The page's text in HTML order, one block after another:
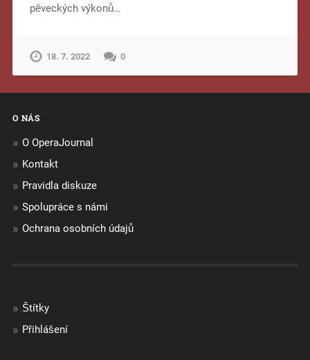
pěveckých výkonů…
18. 7. 2022 0
O NÁS
O OperaJournal
Kontakt
Pravidla diskuze
Spolupráce s námi
Ochrana osobních údajů
Štítky
Přihlášení